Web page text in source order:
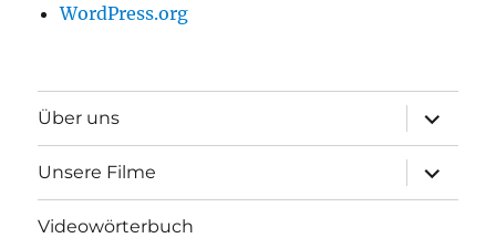
WordPress.org
Über uns
anzeigen
Unsere Filme
anzeigen
Videowörterbuch